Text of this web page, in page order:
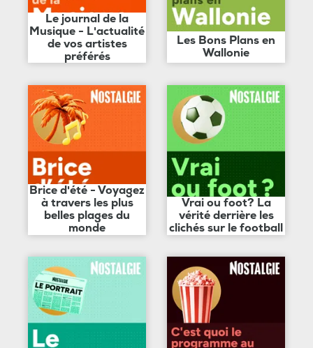
Le journal de la
Musique - L'actualité
de vos artistes
préférés
Les Bons Plans en
Wallonie
Brice d'été - Voyagez
à travers les plus
belles plages du
monde
Vrai ou foot? La
vérité derrière les
clichés sur le football